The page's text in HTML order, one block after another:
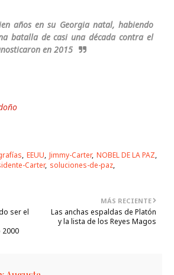
años en su Georgia natal, habiendo
batalla de casi una década contra el
en 2015
EEUU Jimmy-Carter NOBEL DE LA PAZ
Carter soluciones-de-paz
MÁS RECIENTE
Las anchas espaldas de Platón
y la lista de los Reyes Magos
ser el
2000